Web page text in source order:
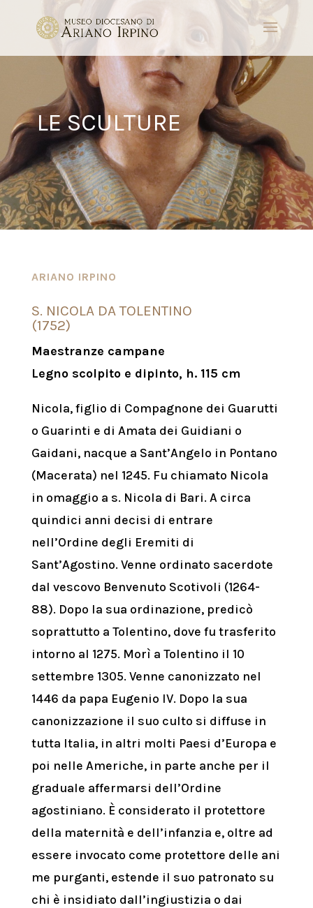
LE SCULTURE
ARIANO IRPINO
S. NICOLA DA TOLENTINO
(1752)
Maestranze campane
Legno scolpito e dipinto, h. 115 cm
Nicola, figlio di Compagnone dei Guarutti
o Guarinti e di Amata dei Guidiani o
Gaidani, nacque a Sant’Angelo in Pontano
(Macerata) nel 1245. Fu chiamato Nicola
in omaggio a s. Nicola di Bari. A circa
quindici anni decisi di entrare
nell’Ordine degli Eremiti di
Sant’Agostino. Venne ordinato sacerdote
dal vescovo Benvenuto Scotivoli (1264-
88). Dopo la sua ordinazione, predicò
soprattutto a Tolentino, dove fu trasferito
intorno al 1275. Morì a Tolentino il 10
settembre 1305. Venne canonizzato nel
1446 da papa Eugenio IV. Dopo la sua
canonizzazione il suo culto si diffuse in
tutta Italia, in altri molti Paesi d’Europa e
poi nelle Americhe, in parte anche per il
graduale affermarsi dell’Ordine
agostiniano. È considerato il protettore
della maternità e dell’infanzia e, oltre ad
essere invocato come protettore delle ani
me purganti, estende il suo patronato su
chi è insidiato dall’ingiustizia o dai